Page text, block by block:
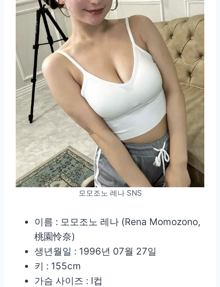
모모조노 레나 SNS
이름 : 모모조노 레나 (Rena Momozono,
桃園怜奈)
생년월일 : 1996년 07월 27일
키 : 155cm
가슴 사이즈 : I컵